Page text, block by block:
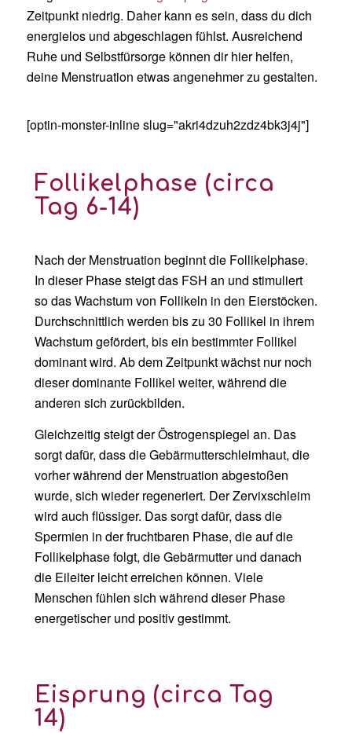
Zeitpunkt niedrig. Daher kann es sein, dass du dich
energielos und abgeschlagen fühlst. Ausreichend
Ruhe und Selbstfürsorge können dir hier helfen,
deine Menstruation etwas angenehmer zu gestalten.
[optin-monster-inline slug="akri4dzuh2zdz4bk3j4j"]
Follikelphase (circa
Tag 6-14)
Nach der Menstruation beginnt die Follikelphase.
In dieser Phase steigt das FSH an und stimuliert
so das Wachstum von Follikeln in den Eierstöcken.
Durchschnittlich werden bis zu 30 Follikel in ihrem
Wachstum gefördert, bis ein bestimmter Follikel
dominant wird. Ab dem Zeitpunkt wächst nur noch
dieser dominante Follikel weiter, während die
anderen sich zurückbilden.
Gleichzeitig steigt der Östrogenspiegel an. Das
sorgt dafür, dass die Gebärmutterschleimhaut, die
vorher während der Menstruation abgestoßen
wurde, sich wieder regeneriert. Der Zervixschleim
wird auch flüssiger. Das sorgt dafür, dass die
Spermien in der fruchtbaren Phase, die auf die
Follikelphase folgt, die Gebärmutter und danach
die Eileiter leicht erreichen können. Viele
Menschen fühlen sich während dieser Phase
energetischer und positiv gestimmt.
Eisprung (circa Tag
14)